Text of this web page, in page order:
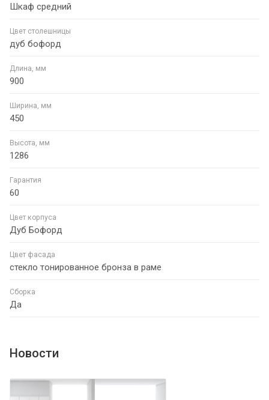
Шкаф средний
Цвет столешницы
дуб бофорд
Длина, мм
900
Ширина, мм
450
Высота, мм
1286
Гарантия
60
Цвет корпуса
Дуб Бофорд
Цвет фасада
стекло тонированное бронза в раме
Сборка
Да
Новости